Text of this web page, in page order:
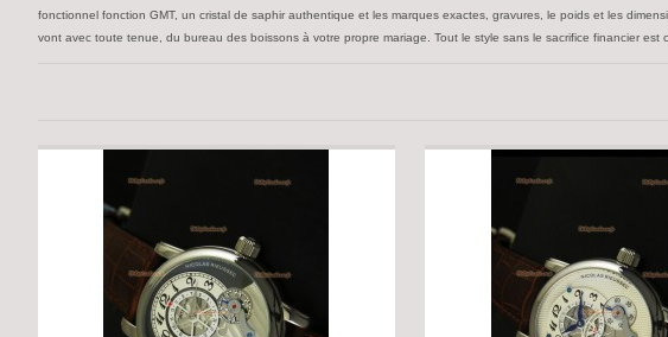
fonctionnel fonction GMT, un cristal de saphir authentique et les marques exactes, gravures, le poids et les
vont avec toute tenue, du bureau des boissons à votre propre mariage. Tout le style sans le sacrifice financier